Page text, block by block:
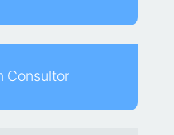
Consultor